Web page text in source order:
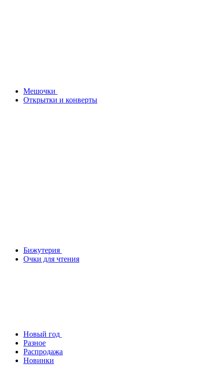
Мешочки
Открытки и конверты
Бижутерия
Очки для чтения
Новый год
Разное
Распродажа
Новинки